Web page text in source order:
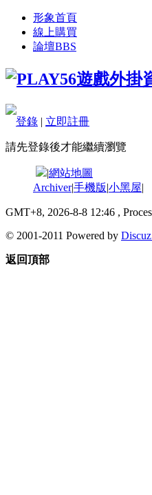
形象首頁
線上購買
論壇BBS
登錄 | 立即註冊
請先登錄後才能繼續瀏覽
|網站地圖
Archiver|手機版|小黑屋|
GMT+8, 2026-8-8 12:46 ,
© 2001-2011 Powered by
返回頂部